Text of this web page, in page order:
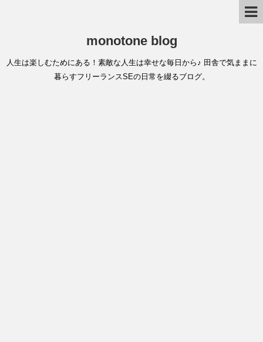
monotone blog
人生は楽しむためにある！素敵な人生は幸せな毎日から♪ 田舎で気ままに
暮らすフリーランスSEの日常を綴るブログ。